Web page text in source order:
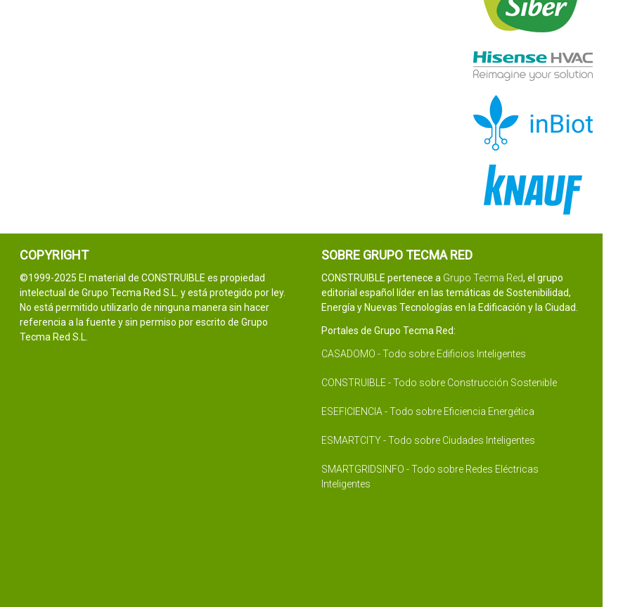
COPYRIGHT
©1999-2025 El material de CONSTRUIBLE es propiedad
intelectual de Grupo Tecma Red S.L. y está protegido por ley.
No está permitido utilizarlo de ninguna manera sin hacer
referencia a la fuente y sin permiso por escrito de Grupo
Tecma Red S.L.
SOBRE GRUPO TECMA RED
CONSTRUIBLE pertenece a Grupo Tecma Red, el grupo
editorial español líder en las temáticas de Sostenibilidad,
Energía y Nuevas Tecnologías en la Edificación y la Ciudad.
Portales de Grupo Tecma Red:
CASADOMO - Todo sobre Edificios Inteligentes
CONSTRUIBLE - Todo sobre Construcción Sostenible
ESEFICIENCIA - Todo sobre Eficiencia Energética
ESMARTCITY - Todo sobre Ciudades Inteligentes
SMARTGRIDSINFO - Todo sobre Redes Eléctricas
Inteligentes